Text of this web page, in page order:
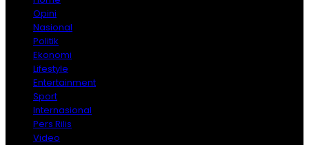
Opini
Nasional
Politik
Ekonomi
Lifestyle
Entertainment
Sport
Internasional
Pers Rilis
Video